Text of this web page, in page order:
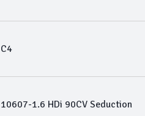
C4
10607-1.6 HDi 90CV Seduction